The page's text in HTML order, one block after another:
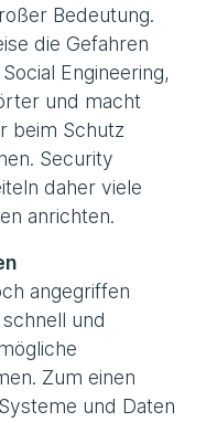
Bedeutung.
die Gefahren
Engineering,
und macht
beim Schutz
Security
daher viele
anrichten.
angegriffen
und
Zum einen
und Daten